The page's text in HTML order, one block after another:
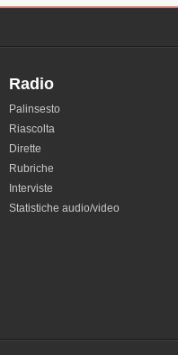
Radio
Palinsesto
Riascolta
Dirette
Rubriche
Interviste
Statistiche audio/video